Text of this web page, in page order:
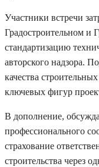
Участники встречи
Градостроительном и
стандартизацию
авторского надзора.
качества
ключевых фигур
В дополнение,
профессионального
страхование
строительства через